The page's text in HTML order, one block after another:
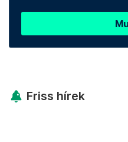
Friss hírek